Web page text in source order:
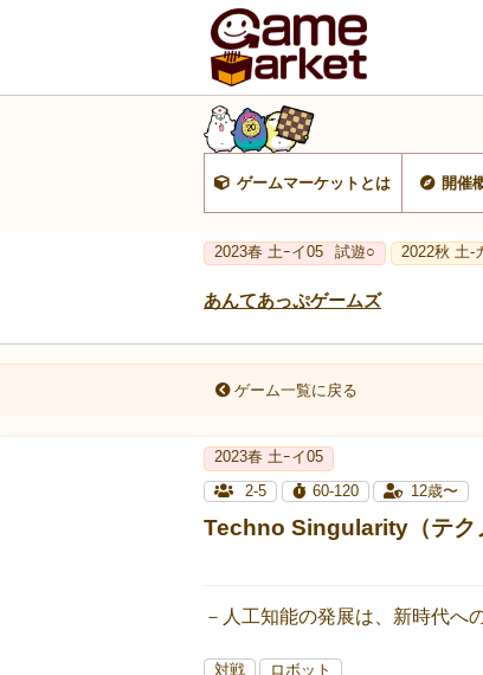
ゲームマーケットとは 開催
2023春 土ｰイ05 試遊○ 2022秋 土-
あんてあっぷゲームズ
ゲーム一覧に戻る
2023春 土ｰイ05
2-5
60-120 12歳〜
Techno Singularity（テク
－人工知能の発展は、新時代へ
対戦 ロボット